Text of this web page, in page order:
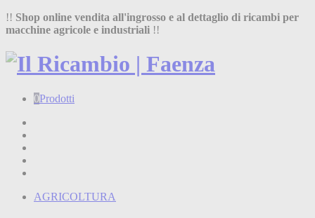
!! Shop online vendita all'ingrosso e al dettaglio di ricambi per
macchine agricole e industriali !!
0Prodotti
AGRICOLTURA